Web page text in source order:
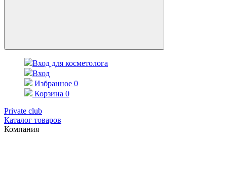
Вход для косметолога
Вход
Избранное 0
Корзина 0
Private club
Каталог товаров
Компания